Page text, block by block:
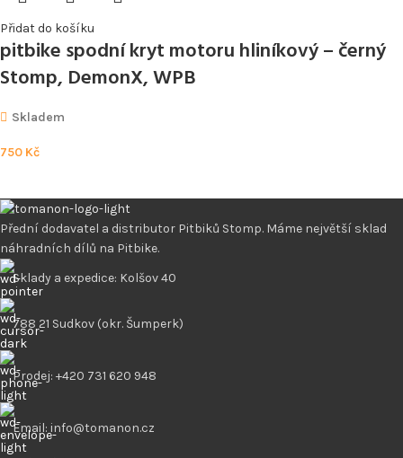
Přidat do košíku
pitbike spodní kryt motoru hliníkový – černý
Stomp, DemonX, WPB
Skladem
750 Kč
Přední dodavatel a distributor Pitbiků Stomp. Máme největší sklad
náhradních dílů na Pitbike.
Sklady a expedice: Kolšov 40
788 21 Sudkov (okr. Šumperk)
Prodej: +420 731 620 948
Email: info@tomanon.cz